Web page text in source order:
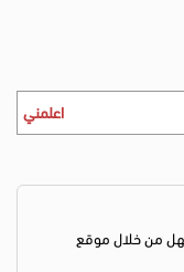
اعلمني
من خلال موقع